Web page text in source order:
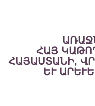
ՀԱՅ
ՀԱՅԱՍՏԱՆԻ,
ԵՒ